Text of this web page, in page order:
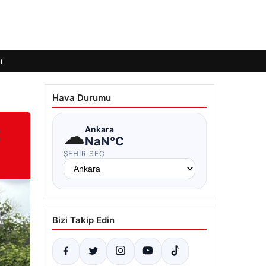
Hava Durumu
☁Ankara
NaN°C
ŞEHIR SEÇ
Bizi Takip Edin